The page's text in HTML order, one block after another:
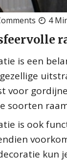
4
is een
voor
soorten
is ook
kun